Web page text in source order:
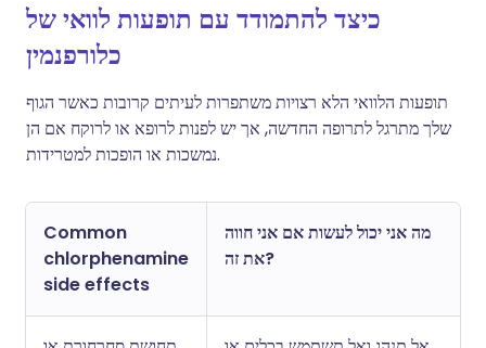
כיצד להתמודד עם תופעות לוואי של
כלורפנמין
תופעות הלוואי הלא רצויות משתפרות לעיתים קרובות כאשר הגוף
שלך מתרגל לתרופה החדשה, אך יש לפנות לרופא או לרוקח אם הן
נמשכות או הופכות למטרידות.
Common
chlorphenamine
side effects
מה אני יכול לעשות אם אני חווה
את זה?